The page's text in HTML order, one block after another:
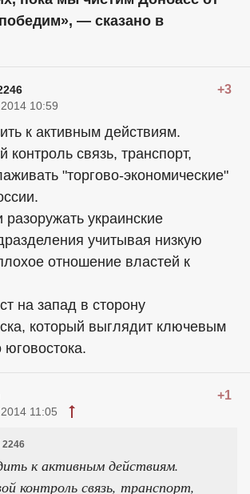
— сказано в
+3
10:59
к активным действиям.
контроль связь, транспорт,
"торгово-экономические"
разоружать украинские
учитывая низкую
отношение властей к
на запад в сторону
который выглядит ключевым
юговостока.
+1
11:05
2246
к активным действиям.
контроль связь, транспорт,